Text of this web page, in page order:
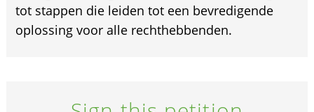
tot stappen die leiden tot een bevredigende
oplossing voor alle rechthebbenden.